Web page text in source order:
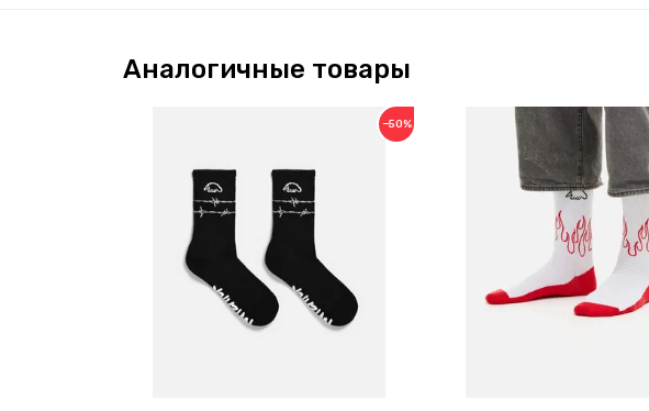
Аналогичные товары
−50%